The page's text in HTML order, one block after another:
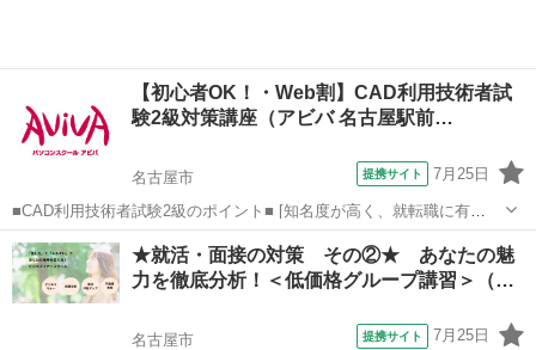
【初心者OK！・Web割】CAD利用技術者試
験2級対策講座（アビバ 名古屋駅前…
名古屋市 提携サイト 7月25日
■CAD利用技術者試験2級のポイント■ [知名度が高く、就転職に有
利！] CAD資格の中でも知名度が高く、採用などで優遇する資格として
挙げている企業も多く、就職・転職を考えている方におすすめです。
[CAD知識だけでなく...
愛知 名古屋市 その他
★就活・面接の対策 その②★ あなたの魅
力を徹底分析！＜低価格グループ講習＞（…
名古屋市 提携サイト 7月25日